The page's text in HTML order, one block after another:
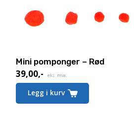
Mini pomponger – Rød
39,00,- eks. mva.
Legg i kurv